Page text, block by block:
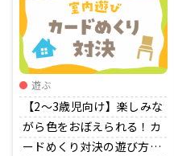
遊ぶ
【2～3歳児向け】楽しみな
がら色をおぼえられる！カ
ードめくり対決の遊び方